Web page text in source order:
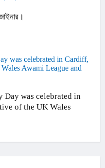
Day was celebrated in
of the UK Wales